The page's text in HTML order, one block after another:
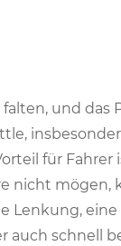
und das
für
nicht mögen,
Lenkung,
auch schnell